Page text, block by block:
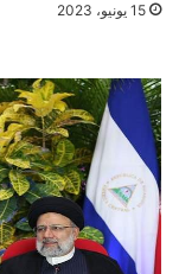
15 يونيو، 2023